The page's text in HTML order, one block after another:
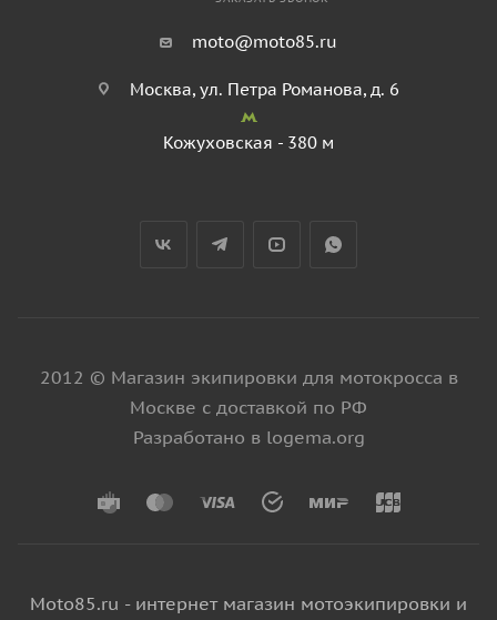
moto@moto85.ru
Москва, ул. Петра Романова, д. 6
Кожуховская - 380 м
2012 © Магазин экипировки для мотокросса в
Москве с доставкой по РФ
Разработано в logema.org
Moto85.ru - интернет магазин мотоэкипировки и